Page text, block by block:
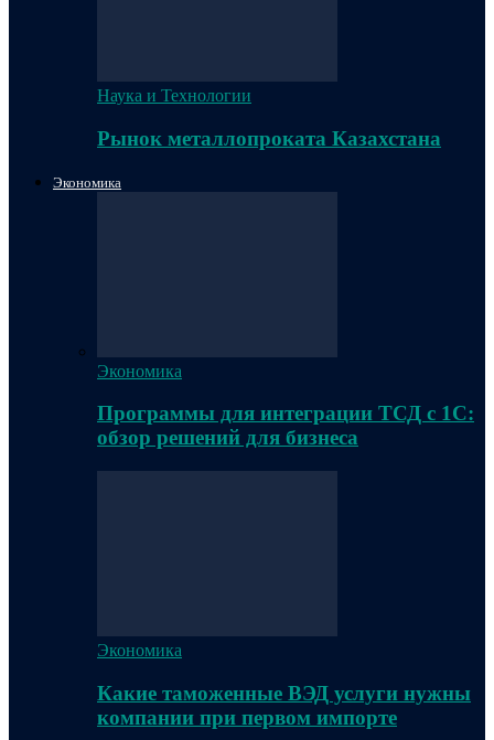
Наука и Технологии
Рынок металлопроката Казахстана
Экономика
Экономика
Программы для интеграции ТСД с 1С:
обзор решений для бизнеса
Экономика
Какие таможенные ВЭД услуги нужны
компании при первом импорте